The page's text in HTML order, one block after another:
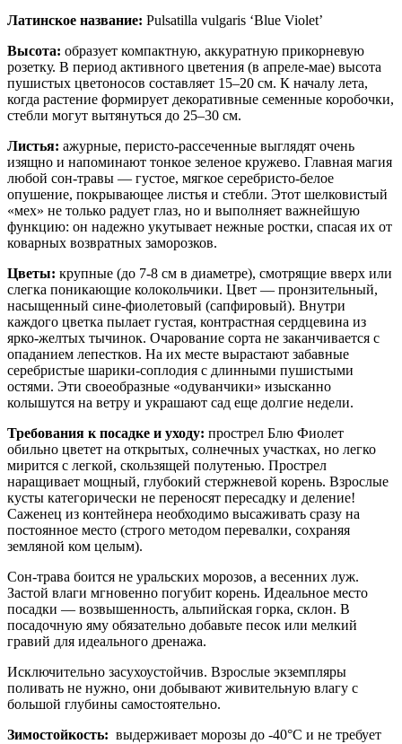
Латинское название: Pulsatilla vulgaris ‘Blue Violet’
Высота: образует компактную, аккуратную прикорневую
розетку. В период активного цветения (в апреле-мае) высота
пушистых цветоносов составляет 15–20 см. К началу лета,
когда растение формирует декоративные семенные коробочки,
стебли могут вытянуться до 25–30 см.
Листья: ажурные, перисто-рассеченные выглядят очень
изящно и напоминают тонкое зеленое кружево. Главная магия
любой сон-травы — густое, мягкое серебристо-белое
опушение, покрывающее листья и стебли. Этот шелковистый
«мех» не только радует глаз, но и выполняет важнейшую
функцию: он надежно укутывает нежные ростки, спасая их от
коварных возвратных заморозков.
Цветы: крупные (до 7-8 см в диаметре), смотрящие вверх или
слегка поникающие колокольчики. Цвет — пронзительный,
насыщенный сине-фиолетовый (сапфировый). Внутри
каждого цветка пылает густая, контрастная сердцевина из
ярко-желтых тычинок. Очарование сорта не заканчивается с
опаданием лепестков. На их месте вырастают забавные
серебристые шарики-соплодия с длинными пушистыми
остями. Эти своеобразные «одуванчики» изысканно
колышутся на ветру и украшают сад еще долгие недели.
Требования к посадке и уходу: прострел Блю Фиолет
обильно цветет на открытых, солнечных участках, но легко
мирится с легкой, скользящей полутенью. Прострел
наращивает мощный, глубокий стержневой корень. Взрослые
кусты категорически не переносят пересадку и деление!
Саженец из контейнера необходимо высаживать сразу на
постоянное место (строго методом перевалки, сохраняя
земляной ком целым).
Сон-трава боится не уральских морозов, а весенних луж.
Застой влаги мгновенно погубит корень. Идеальное место
посадки — возвышенность, альпийская горка, склон. В
посадочную яму обязательно добавьте песок или мелкий
гравий для идеального дренажа.
Исключительно засухоустойчив. Взрослые экземпляры
поливать не нужно, они добывают живительную влагу с
большой глубины самостоятельно.
Зимостойкость: выдерживает морозы до -40°C и не требует